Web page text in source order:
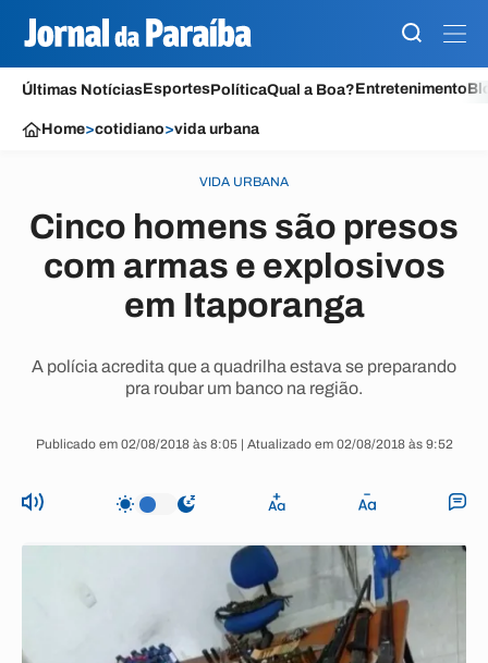
Últimas NotíciasEsportesPolíticaQual a Boa?Entretenimento
Home>cotidiano>vida urbana
VIDA URBANA
Cinco homens são presos
com armas e explosivos
em Itaporanga
A polícia acredita que a quadrilha estava se preparando
pra roubar um banco na região.
Publicado em 02/08/2018 às 8:05 | Atualizado em 02/08/2018 às 9:52